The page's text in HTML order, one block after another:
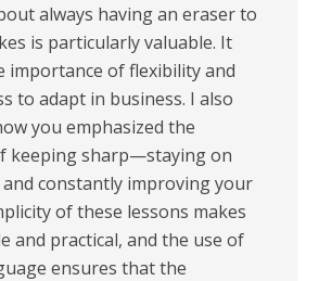
always having an eraser to
is particularly valuable. It
importance of flexibility and
to adapt in business. I also
you emphasized the
keeping sharp—staying on
constantly improving your
of these lessons makes
and practical, and the use of
ensures that the